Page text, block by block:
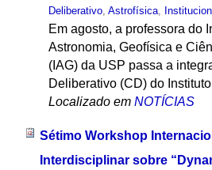
Deliberativo, Astrofísica,
Em agosto, a professora do
Astronomia, Geofísica e
(IAG) da USP passa a
Deliberativo (CD) do
Localizado em NOTÍCIAS
Sétimo Workshop
Interdisciplinar sobre